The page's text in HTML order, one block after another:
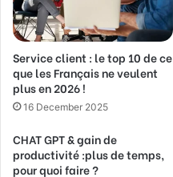
a
d
d
r
e
s
s
Service client : le top 10 de ce
que les Français ne veulent
plus en 2026 !
16 December 2025
CHAT GPT & gain de
productivité :plus de temps,
pour quoi faire ?